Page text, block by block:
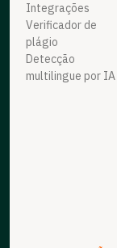
Integrações
Verificador de
plágio
Detecção
multilingue por IA